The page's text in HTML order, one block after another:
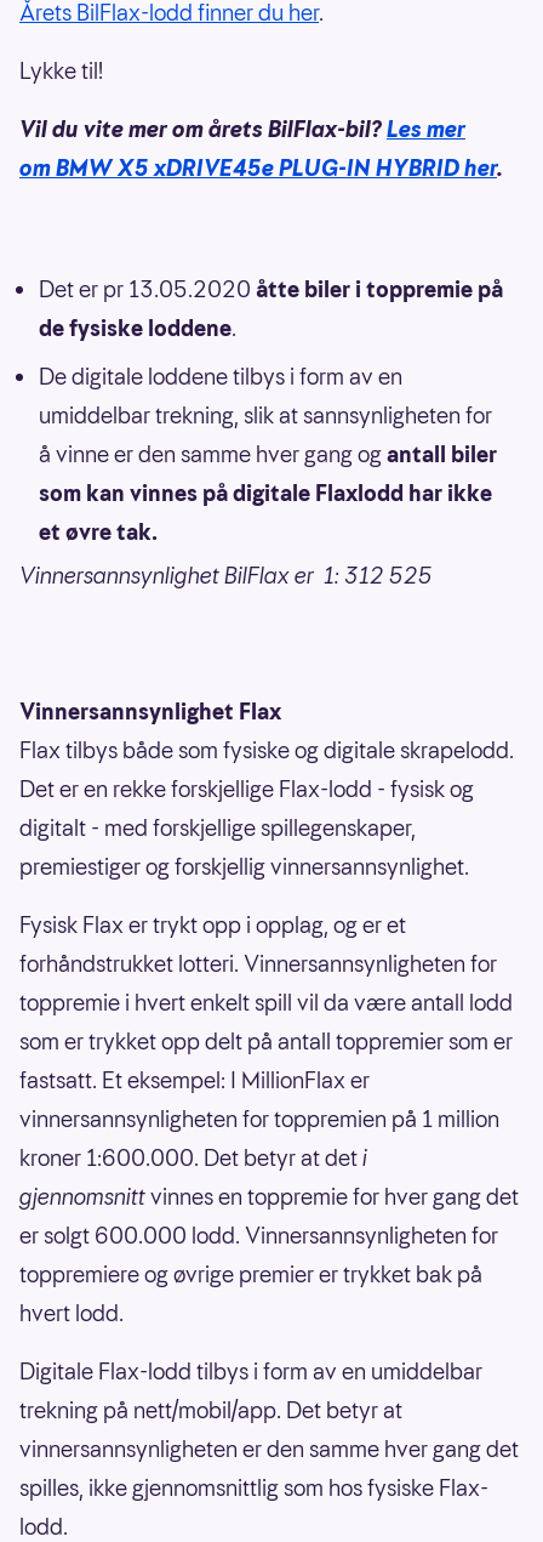
Årets BilFlax-lodd finner du her.
Lykke til!
Vil du vite mer om årets BilFlax-bil?Les mer
om BMW X5 xDRIVE45e PLUG-IN HYBRID her.
Det er pr 13.05.2020 åtte biler i toppremie på
de fysiske loddene.
De digitale loddene tilbys i form av en
umiddelbar trekning, slik at sannsynligheten for
å vinne er den samme hver gang ogantall biler
som kan vinnes på digitale Flaxlodd har ikke
et øvre tak.
Vinnersannsynlighet BilFlax er 1: 312 525
Vinnersannsynlighet Flax
Flax tilbys både som fysiske og digitale skrapelodd.
Det er en rekke forskjellige Flax-lodd - fysisk og
digitalt - med forskjellige spillegenskaper,
premiestiger og forskjellig vinnersannsynlighet.
Fysisk Flax er trykt opp i opplag, og er et
forhåndstrukket lotteri. Vinnersannsynligheten for
toppremie i hvert enkelt spill vil da være antall lodd
som er trykket opp delt på antall toppremier som er
fastsatt. Et eksempel: I MillionFlax er
vinnersannsynligheten for toppremien på 1 million
kroner 1:600.000. Det betyr at deti
gjennomsnittvinnes en toppremie for hver gang det
er solgt 600.000 lodd. Vinnersannsynligheten for
toppremiere og øvrige premier er trykket bak på
hvert lodd.
Digitale Flax-lodd tilbys i form av en umiddelbar
trekning på nett/mobil/app. Det betyr at
vinnersannsynligheten er den samme hver gang det
spilles, ikke gjennomsnittlig som hos fysiske Flax-
lodd.